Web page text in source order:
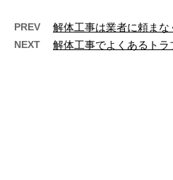
PREV 解体工事は業者に頼まな
NEXT 解体工事でよくあるトラ